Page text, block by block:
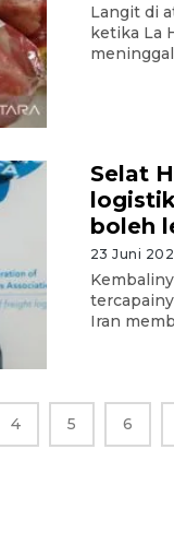
Langit di
ketika La
Selat
boleh
23 Juni
Iran
4 5 6